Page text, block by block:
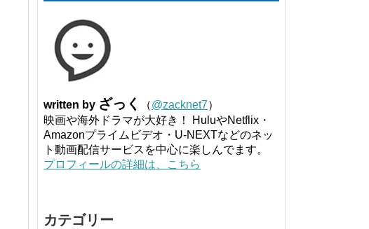
written by ざっく （@zacknet7）
映画や海外ドラマが大好き！ HuluやNetflix・
Amazonプライムビデオ・U-NEXTなどのネッ
ト動画配信サービスを中心に楽しんでます。
プロフィールの詳細は、こちら
カテゴリー